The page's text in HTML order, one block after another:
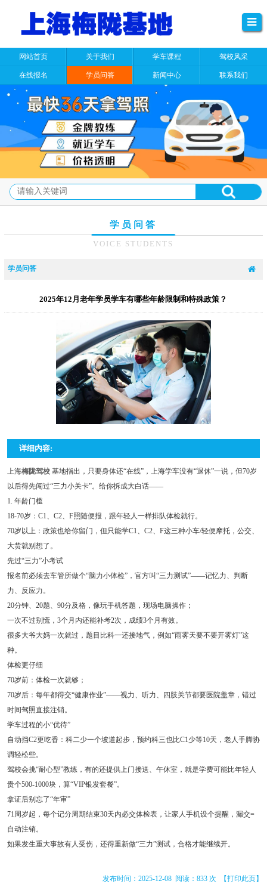
网站首页 关于我们 学车课程 驾校风采
在线报名 学员问答 新闻中心 联系我们
学员问答
VOICE STUDENTS
学员问答
2025年12月老年学员学车有哪些年龄限制和特殊政策？
详细内容:
上海梅陇驾校基地指出，只要身体还“在线”，上海学车没有“退休”一说，但70岁
以后得先闯过“三力小关卡”。给你拆成大白话——
1. 年龄门槛
18-70岁：C1、C2、F照随便报，跟年轻人一样排队体检就行。
70岁以上：政策也给你留门，但只能学C1、C2、F这三种小车/轻便摩托，公交、
大货就别想了。
先过“三力”小考试
报名前必须去车管所做个“脑力小体检”，官方叫“三力测试”——记忆力、判断
力、反应力。
20分钟、20题、90分及格，像玩手机答题，现场电脑操作；
一次不过别慌，3个月内还能补考2次，成绩3个月有效。
很多大爷大妈一次就过，题目比科一还接地气，例如“雨雾天要不要开雾灯”这
种。
体检更仔细
70岁前：体检一次就够；
70岁后：每年都得交“健康作业”——视力、听力、四肢关节都要医院盖章，错过
时间驾照直接注销。
学车过程的小“优待”
自动挡C2更吃香：科二少一个坡道起步，预约科三也比C1少等10天，老人手脚协
调轻松些。
驾校会挑“耐心型”教练，有的还提供上门接送、午休室，就是学费可能比年轻人
贵个500-1000块，算“VIP银发套餐”。
拿证后别忘了“年审”
71周岁起，每个记分周期结束30天内必交体检表，让家人手机设个提醒，漏交=
自动注销。
如果发生重大事故有人受伤，还得重新做“三力”测试，合格才能继续开。
发布时间：2025-12-08 阅读：833 次 【打印此页】